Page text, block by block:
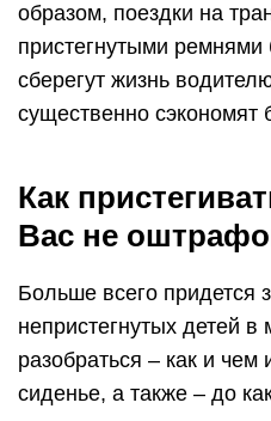
образом, поездки на
пристегнутыми ремнями
сберегут жизнь
существенно сэкономят
Как
Вас не
Больше всего придется
непристегнутых детей
разобраться – как и чем
сиденье, а также – до